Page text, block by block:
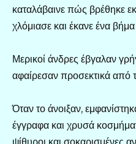
καταλάβαινε πώς βρέθηκε
χλόμιασε και έκανε ένα
Μερικοί άνδρες έβγαλαν
αφαίρεσαν προσεκτικά από
Όταν το άνοιξαν,
έγγραφα και χρυσά